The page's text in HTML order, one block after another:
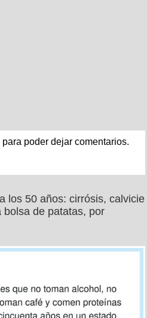
poder dejar comentarios.
los 50 años: cirrósis, calvicie
de patatas, por